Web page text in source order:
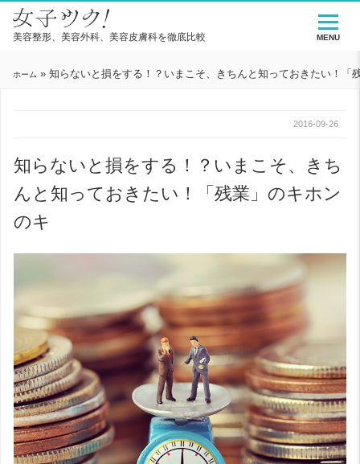
美容整形、美容外科、美容皮膚科を徹底比較
ホーム » 知らないと損をする！？いまこそ、きちんと知っておきたい！「
2016-09-26
知らないと損をする！？いまこそ、きち
んと知っておきたい！「残業」のキホン
のキ
MENU